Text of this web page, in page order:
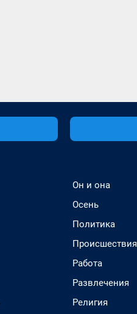
Он и она
Осень
Политика
Происшествия
Работа
Развлечения
Религия